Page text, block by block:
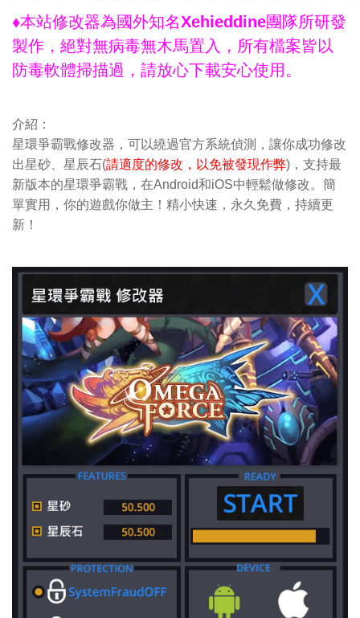
♦本站修改器為國外知名Xehieddine團隊所研發
製作，絕對無病毒無木馬置入，所有檔案皆以
防毒軟體掃描過，請放心下載安心使用。
介紹：
星環爭霸戰修改器，可以繞過官方系統偵測，讓你成功修改
出星砂、星辰石(請適度的修改，以免被發現作弊)，支持最
新版本的星環爭霸戰，在Android和iOS中輕鬆做修改。簡
單實用，你的遊戲你做主！精小快速，永久免費，持續更
新！